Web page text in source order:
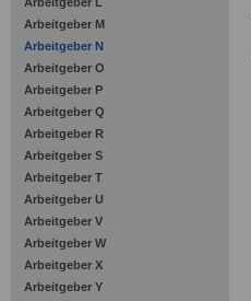
Arbeitgeber M
Arbeitgeber N
Arbeitgeber O
Arbeitgeber P
Arbeitgeber Q
Arbeitgeber R
Arbeitgeber S
Arbeitgeber T
Arbeitgeber U
Arbeitgeber V
Arbeitgeber W
Arbeitgeber X
Arbeitgeber Y